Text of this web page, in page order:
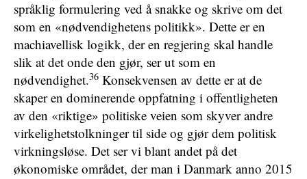
språklig formulering ved å snakke og skrive om det
som en «nødvendighetens politikk». Dette er en
machiavellisk logikk, der en regjering skal handle
slik at det onde den gjør, ser ut som en
nødvendighet.36 Konsekvensen av dette er at de
skaper en dominerende oppfatning i offentligheten
av den «riktige» politiske veien som skyver andre
virkelighetstolkninger til side og gjør dem politisk
virkningsløse. Det ser vi blant andet på det
økonomiske området, der man i Danmark anno 2015